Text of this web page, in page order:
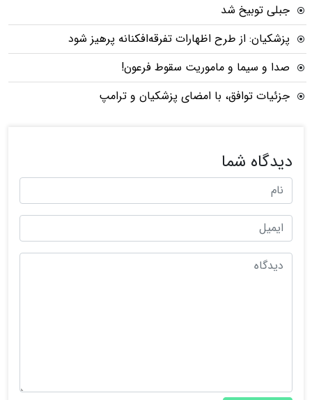
جبلی توبیخ شد
پزشکیان: از طرح اظهارات تفرقه‌افکنانه پرهیز شود
صدا و سیما و ماموریت سقوط فرعون!
جزئیات توافق، با امضای پزشکیان و ترامپ
دیدگاه شما